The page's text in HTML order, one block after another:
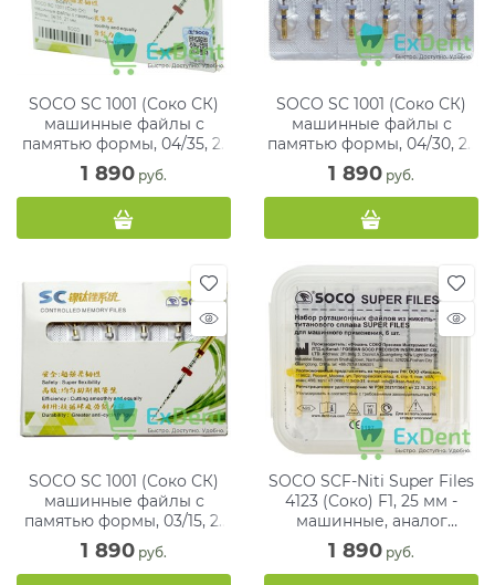
SOCO SC 1001 (Соко СК)
машинные файлы с
памятью формы, 04/35, 21
мм, блистер (6 шт)
1 890 руб.
SOCO SC 1001 (Соко СК)
машинные файлы с
памятью формы, 04/30, 25
мм, блистер (6 шт)
1 890 руб.
SOCO SC 1001 (Соко СК)
машинные файлы с
памятью формы, 03/15, 21
мм, блистер (6 шт)
1 890 руб.
SOCO SCF-Niti Super Files
4123 (Соко) F1, 25 мм -
машинные, аналог
ProTaper (6 шт)
1 890 руб.